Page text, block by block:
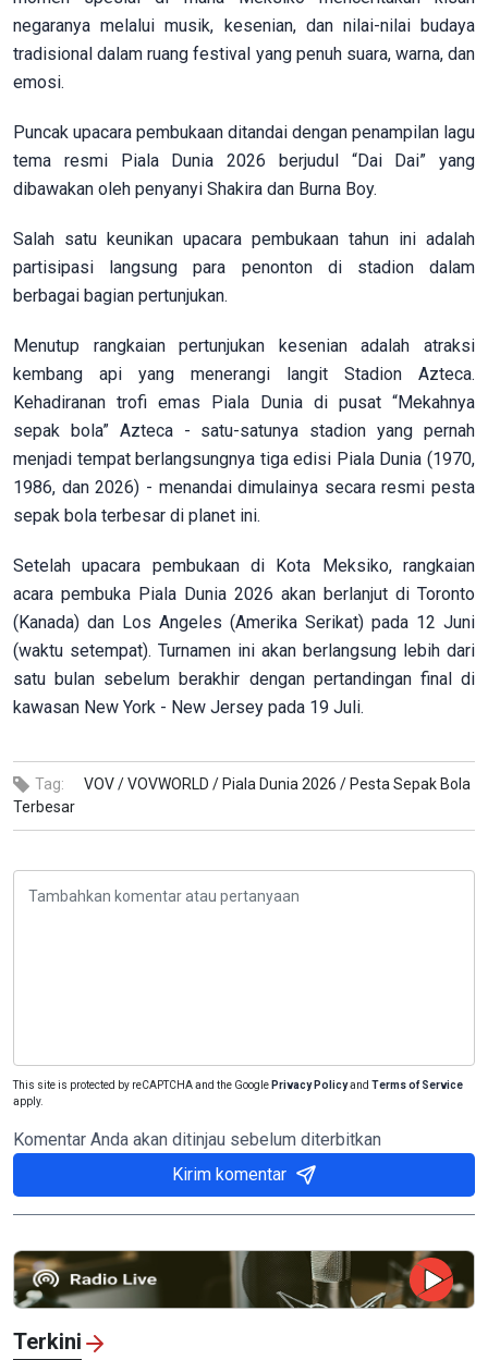
negaranya melalui musik, kesenian, dan nilai-nilai budaya
tradisional dalam ruang festival yang penuh suara, warna, dan
emosi.
Puncak upacara pembukaan ditandai dengan penampilan lagu
tema resmi Piala Dunia 2026 berjudul “Dai Dai” yang
dibawakan oleh penyanyi Shakira dan Burna Boy.
Salah satu keunikan upacara pembukaan tahun ini adalah
partisipasi langsung para penonton di stadion dalam
berbagai bagian pertunjukan.
Menutup rangkaian pertunjukan kesenian adalah atraksi
kembang api yang menerangi langit Stadion Azteca.
Kehadiranan trofi emas Piala Dunia di pusat “Mekahnya
sepak bola” Azteca - satu-satunya stadion yang pernah
menjadi tempat berlangsungnya tiga edisi Piala Dunia (1970,
1986, dan 2026) - menandai dimulainya secara resmi pesta
sepak bola terbesar di planet ini.
Setelah upacara pembukaan di Kota Meksiko, rangkaian
acara pembuka Piala Dunia 2026 akan berlanjut di Toronto
(Kanada) dan Los Angeles (Amerika Serikat) pada 12 Juni
(waktu setempat). Turnamen ini akan berlangsung lebih dari
satu bulan sebelum berakhir dengan pertandingan final di
kawasan New York - New Jersey pada 19 Juli.
Tag: VOV /VOVWORLD / Piala Dunia 2026 / Pesta Sepak Bola
Terbesar
This site is protected by reCAPTCHA and the Google Privacy Policyand Terms of Service
apply.
Komentar Anda akan ditinjau sebelum diterbitkan
Kirim komentar
Terkini